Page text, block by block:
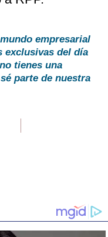
empresarial
exclusivas del día
tienes una
parte de nuestra